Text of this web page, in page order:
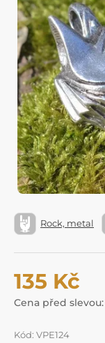
Rock, metal
135 Kč
Cena před slevou:
Kód: VPE124